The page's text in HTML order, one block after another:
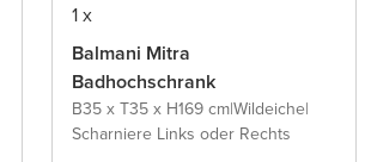
1 x
Balmani Mitra
Badhochschrank
B35 x T35 x H169 cm|Wildeiche|
Scharniere Links oder Rechts